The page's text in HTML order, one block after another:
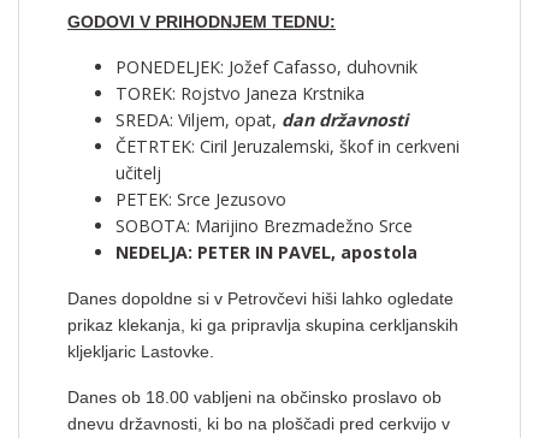
GODOVI V PRIHODNJEM TEDNU:
PONEDELJEK: Jožef Cafasso, duhovnik
TOREK: Rojstvo Janeza Krstnika
SREDA: Viljem, opat, dan državnosti
ČETRTEK: Ciril Jeruzalemski, škof in cerkveni
učitelj
PETEK: Srce Jezusovo
SOBOTA: Marijino Brezmadežno Srce
NEDELJA: PETER IN PAVEL, apostola
Danes dopoldne si v Petrovčevi hiši lahko ogledate
prikaz klekanja, ki ga pripravlja skupina cerkljanskih
kljekljaric Lastovke.
Danes ob 18.00 vabljeni na občinsko proslavo ob
dnevu državnosti, ki bo na ploščadi pred cerkvijo v